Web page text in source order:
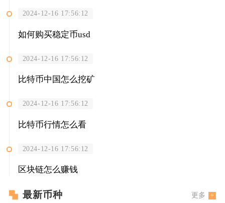
2024-12-16 17:56:12
如何购买稳定币usd
2024-12-16 17:56:12
比特币中国怎么挖矿
2024-12-16 17:56:12
比特币行情怎么看
2024-12-16 17:56:12
区块链怎么赚钱
最新币种 更多